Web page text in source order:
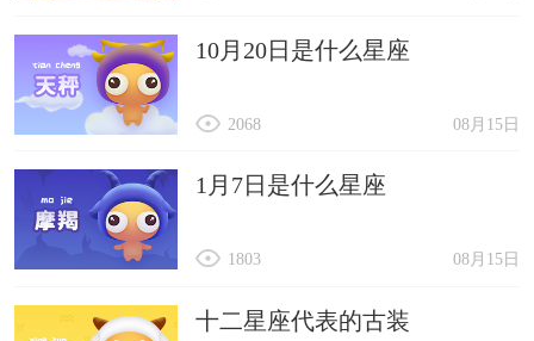
10月20日是什么星座
08月15日
2068
1月7日是什么星座
08月15日
1803
十二星座代表的古装